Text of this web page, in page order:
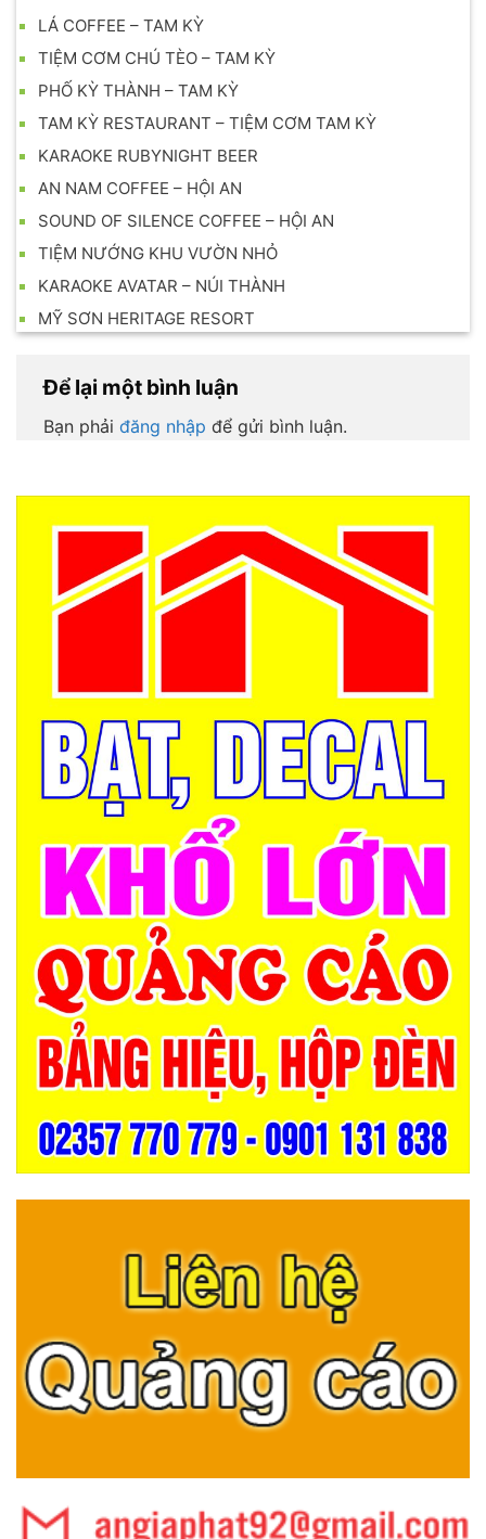
LÁ COFFEE – TAM KỲ
TIỆM CƠM CHÚ TÈO – TAM KỲ
PHỐ KỲ THÀNH – TAM KỲ
TAM KỲ RESTAURANT – TIỆM CƠM TAM KỲ
KARAOKE RUBYNIGHT BEER
AN NAM COFFEE – HỘI AN
SOUND OF SILENCE COFFEE – HỘI AN
TIỆM NƯỚNG KHU VƯỜN NHỎ
KARAOKE AVATAR – NÚI THÀNH
MỸ SƠN HERITAGE RESORT
Để lại một bình luận
Bạn phải đăng nhập để gửi bình luận.